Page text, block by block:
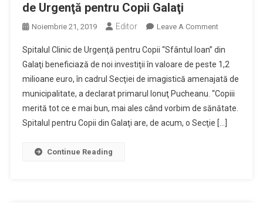
de Urgenţă pentru Copii Galaţi
Noiembrie 21, 2019 Editor Leave A CommentOn
De
Peste
1,2
Milioane
De
Euro
Spitalul Clinic de Urgenţă pentru Copii “Sfântul Ioan” din
Galaţi beneficiază de noi investiţii în valoare de peste 1,2
milioane euro, în cadrul Secţiei de imagistică amenajată de
municipalitate, a declarat primarul Ionuţ Pucheanu. “Copiii
merită tot ce e mai bun, mai ales când vorbim de sănătate.
Spitalul pentru Copii din Galaţi are, de acum, o Secţie […]
Continue Reading